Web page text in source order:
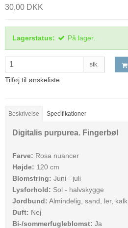
30,00 DKK
Lagerstatus: På lager.
stk.
Tilføj til ønskeliste
Beskrivelse Specifikationer
Digitalis purpurea. Fingerbøl
Farve: Rosa nuancer
Højde: 120 cm
Blomstring: Juni - juli
Lysforhold: Sol - halvskygge
Jordbund: Almindelig, sand, ler, kalk.
Duft: Nej
Bi-/sommerfugleblomst: Ja